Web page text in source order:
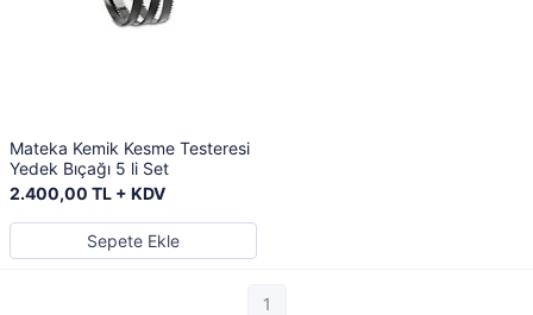
Mateka Kemik Kesme Testeresi
Yedek Bıçağı 5 li Set
2.400,00 TL + KDV
Sepete Ekle
1